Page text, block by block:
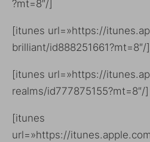
?mt=8″/]
[itunes url=»https://
brilliant/id888251661?mt=8″/]
[itunes url=»https://
realms/id777875155?mt=8″/]
[itunes
url=»https://